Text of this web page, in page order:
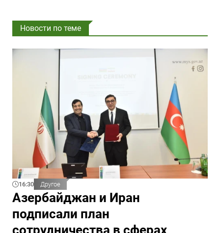
Новости по теме
16:30 Другое
Азербайджан и Иран
подписали план
сотрудничества в сферах